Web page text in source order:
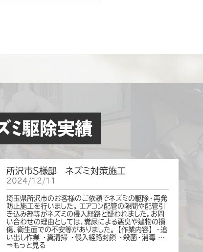
ミ駆除実績
所沢市S様邸 ネズミ対策施工
2024/12/11
埼玉県所沢市のお客様のご依頼でネズミの駆除・再発
防止施工を行いました。 エアコン配管の隙間や配管引
き込み部等がネズミの侵入経路と疑われました。お問
い合わせの理由としては、糞尿による悪臭や建物の損
傷、衛生面での不安等がありました。 【作業内容】 ・追
い出し作業 ・糞清掃 ・侵入経路封鎖 ・殺菌・消毒 …
⇒もっと見る